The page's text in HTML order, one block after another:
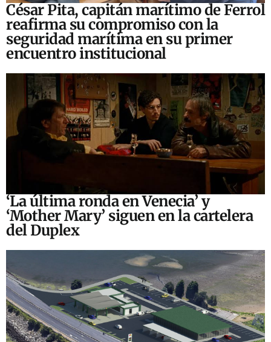
César Pita, capitán marítimo de Ferrol
reafirma su compromiso con la
seguridad marítima en su primer
encuentro institucional
‘La última ronda en Venecia’ y
‘Mother Mary’ siguen en la cartelera
del Duplex